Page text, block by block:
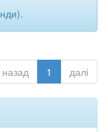
назад 1 далі